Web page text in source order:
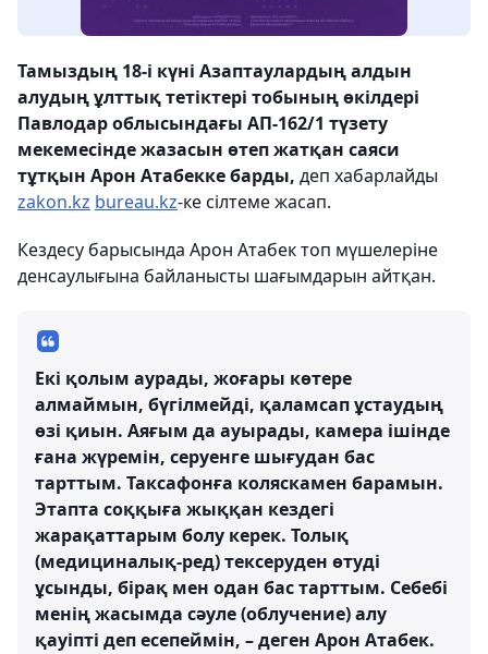
Тамыздың 18-і күні Азаптаулардың алдын
алудың ұлттық тетіктері тобының өкілдері
Павлодар облысындағы АП-162/1 түзету
мекемесінде жазасын өтеп жатқан саяси
тұтқын Арон Атабекке барды, деп хабарлайды
zakon.kz bureau.kz-ке сілтеме жасап.
Кездесу барысында Арон Атабек топ мүшелеріне
денсаулығына байланысты шағымдарын айтқан.
Екі қолым аурады, жоғары көтере
алмаймын, бүгілмейді, қаламсап ұстаудың
өзі қиын. Аяғым да ауырады, камера ішінде
ғана жүремін, серуенге шығудан бас
тарттым. Таксафонға коляскамен барамын.
Этапта соққыға жыққан кездегі
жарақаттарым болу керек. Толық
(медициналық-ред) тексеруден өтуді
ұсынды, бірақ мен одан бас тарттым. Себебі
менің жасымда сәуле (облучение) алу
қауіпті деп есепеймін, – деген Арон Атабек.